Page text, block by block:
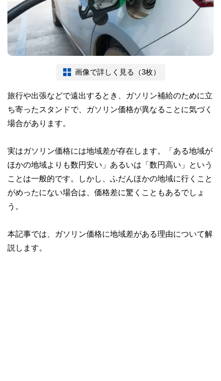
画像で詳しく見る（3枚）
旅行や出張などで遠出するとき、ガソリン補給のために立
ち寄ったスタンドで、ガソリン価格が異なることに気づく
場合があります。
実はガソリン価格には地域差が存在します。「ある地域が
ほかの地域よりも数円安い」あるいは「数円高い」という
ことは一般的です。しかし、ふだんほかの地域に行くこと
がめったにない場合は、価格差に驚くこともあるでしょ
う。
本記事では、ガソリン価格に地域差がある理由について解
説します。